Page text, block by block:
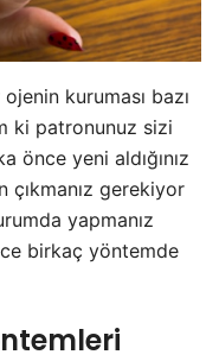
kuruması bazı
ki patronunuz sizi
önce yeni aldığınız
çıkmanız gerekiyor
yapmanız
birkaç yöntemde